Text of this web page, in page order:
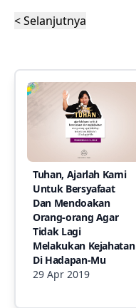
< Selanjutnya
Tuhan, Ajarlah Kami
Untuk Bersyafaat
Dan Mendoakan
Orang-orang Agar
Tidak Lagi
Melakukan Kejahatan
Di Hadapan-Mu
29 Apr 2019